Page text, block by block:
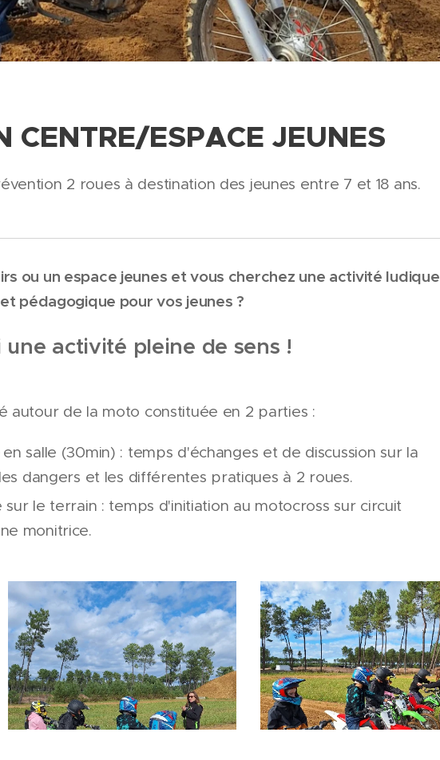
CENTRE/ESPACE JEUNES
2 roues à destination des jeunes entre 7 et 18 ans.
ou un espace jeunes et vous cherchez une activité ludique
et pédagogique pour vos jeunes ?
une activité pleine de sens !
autour de la moto constituée en 2 parties :
salle (30min) : temps d'échanges et de discussion sur la
dangers et les différentes pratiques à 2 roues.
le terrain : temps d'initiation au motocross sur circuit
monitrice.